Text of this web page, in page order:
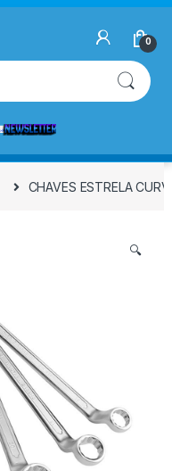
0
CHAVES ESTRELA
🔍